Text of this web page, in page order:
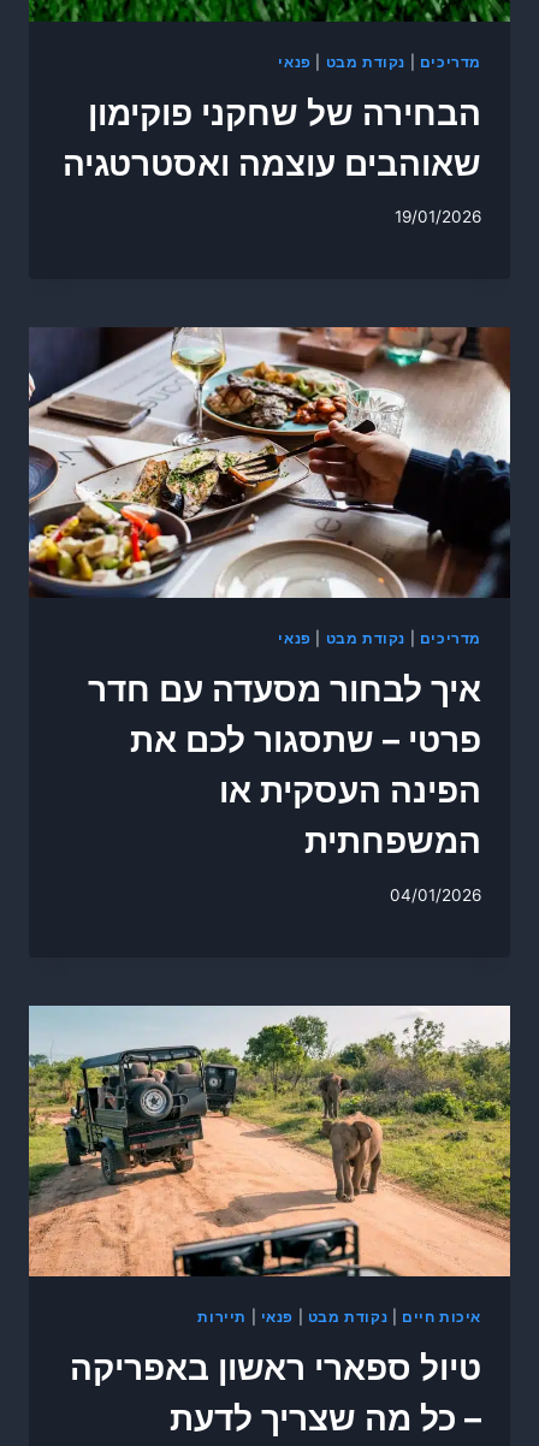
מדריכים נקודת מבט פנאי
הבחירה של שחקני פוקימון
שאוהבים עוצמה ואסטרטגיה
19/01/2026
מדריכים נקודת מבט פנאי
איך לבחור מסעדה עם חדר
פרטי – שתסגור לכם את
הפינה העסקית או
המשפחתית
04/01/2026
איכות חיים נקודת מבט פנאי תיירות
טיול ספארי ראשון באפריקה
– כל מה שצריך לדעת